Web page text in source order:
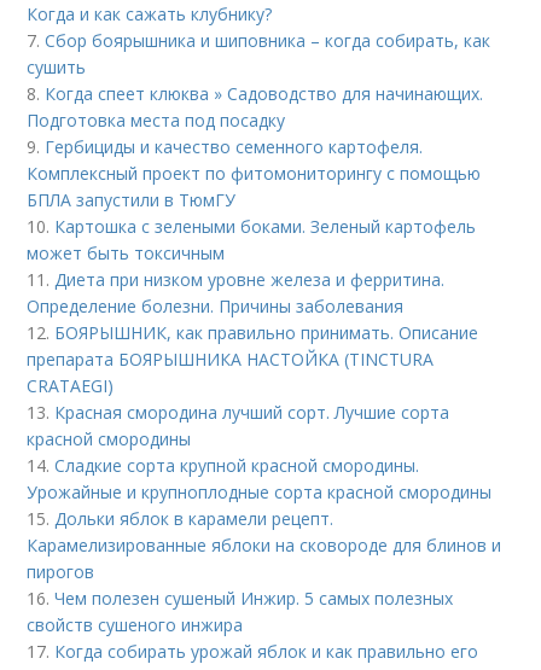
Когда и как сажать клубнику?
7.Сбор боярышника и шиповника – когда собирать, как
сушить
8. Когда спеет клюква » Садоводство для начинающих.
Подготовка места под посадку
9. Гербициды и качество семенного картофеля.
Комплексный проект по фитомониторингу с помощью
БПЛА запустили в ТюмГУ
10. Картошка с зелеными боками. Зеленый картофель
может быть токсичным
11.Диета при низком уровне железа и ферритина.
Определение болезни. Причины заболевания
12. БОЯРЫШНИК, как правильно принимать. Описание
препарата БОЯРЫШНИКА НАСТОЙКА (TINCTURA
CRATAEGI)
13. Красная смородина лучший сорт. Лучшие сорта
красной смородины
14.Сладкие сорта крупной красной смородины.
Урожайные и крупноплодные сорта красной смородины
15.Дольки яблок в карамели рецепт.
Карамелизированные яблоки на сковороде для блинов и
пирогов
16.Чем полезен сушеный Инжир. 5 самых полезных
свойств сушеного инжира
17. Когда собирать урожай яблок и как правильно его